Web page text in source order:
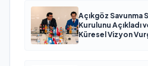
Açıkgöz Savunma
Kurulunu Açıkladı
Küresel Vizyon